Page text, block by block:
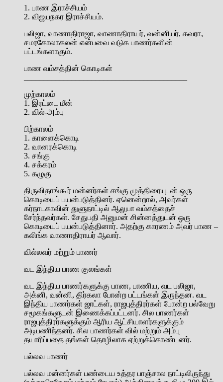
1. பாண இராச்சியம்
2. விஜயநகர இராச்சியம்.
பலிஜா, வாணாதிராஜா, வாணாதிராயர், வன்னியர், கவரா,
சமரகோலாகலன் என்பவை வடுக பாணர்களின்
பட்டங்களாகும்.
பாண வம்சத்தின் கொடிகள்
முற்காலம்
1. இரட்டை மீன்
2. வில்-அம்பு
பிற்காலம்
1. காளைக்கொடி
2. வானரக்கொடி
3. சங்கு
4. சக்கரம்
5. கழுகு
திருவிதாங்கூர் மன்னர்கள் சங்கு முத்திரையுடன் ஒரு
கொடியைப் பயன்படுத்தினர். ஏனென்றால், அவர்கள்
கர்நாடகாவின் துளுநாட்டில் ஆலுபா வம்சத்தைச்
சேர்ந்தவர்கள். சேதுபதி அனுமன் சின்னத்துடன் ஒரு
கொடியைப் பயன்படுத்தினார். அதற்கு காரணம் அவர் பாண –
கலிங்க வாணாதிராயர் ஆவார்.
வில்லவர் மற்றும் பாணர்
வட இந்திய பாண குலங்கள்
வட இந்திய பாணர்களுக்கு பாண, பாணிய, வட பலிஜா,
அக்னி, வன்னி, திர்கலா போன்ற பட்டங்கள் இருந்தன. வட
இந்திய பாணர்கள் ஜாட்கள், ராஜபுத்திரர்கள் போன்ற பல்வேறு
சமூகங்களுடன் இணைக்கப்பட்டனர். சில பாணர்கள்
ராஜபுத்திரர்களுக்கும் ஆரிய ஆட்சியாளர்களுக்கும்
அடிபணிந்தனர். சில பாணர்கள் வில் மற்றும் அம்பு
தயாரிப்பதை தங்கள் தொழிலாக ஏற்றுக்கொண்டனர்.
பல்லவ பாணர்
பல்லவ மன்னர்கள் பண்டைய உத்தர பாஞ்சால நாட்டிலிருந்து